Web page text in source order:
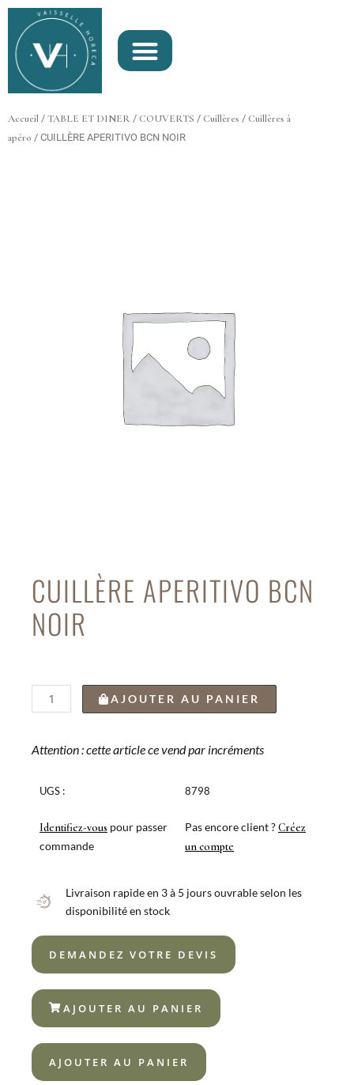
Aller
contenu
Accueil / TABLE ET DINER / COUVERTS / Cuillères / Cuillères à
apéro / CUILLÈRE APERITIVO BCN NOIR
CUILLÈRE APERITIVO BCN
NOIR
quantité
de
APERITIVO
NOIR
AJOUTER AU PANIER
Attention : cette article ce vend par incréments
UGS :
Identifiez-vous pour passer
commande
8798
Pas encore client ?Créez
un compte
Livraison rapide en 3 à 5 jours ouvrable selon les
disponibilité en stock
DEMANDEZ VOTRE DEVIS
AJOUTER AU PANIER
AJOUTER AU PANIER